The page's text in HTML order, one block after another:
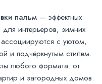
пальм — эффектных
для интерьеров, зимних
с уютом,
и подчёркнутым стилем.
любого формата: от
и загородных домов.